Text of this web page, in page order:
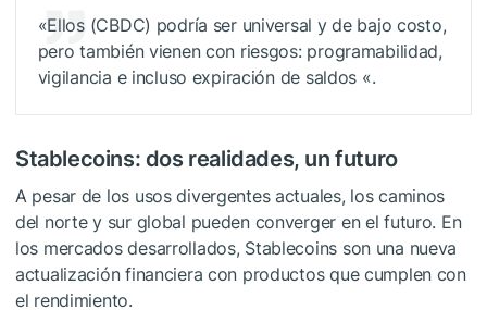
«Ellos(CBDC) podría ser universal y de bajo costo,
pero también vienen con riesgos: programabilidad,
vigilancia e incluso expiración de saldos «.
Stablecoins: dos realidades, un futuro
A pesar de los usos divergentes actuales, los caminos
del norte y sur global pueden converger en el futuro. En
los mercados desarrollados, Stablecoins son una nueva
actualización financiera con productos que cumplen con
el rendimiento.